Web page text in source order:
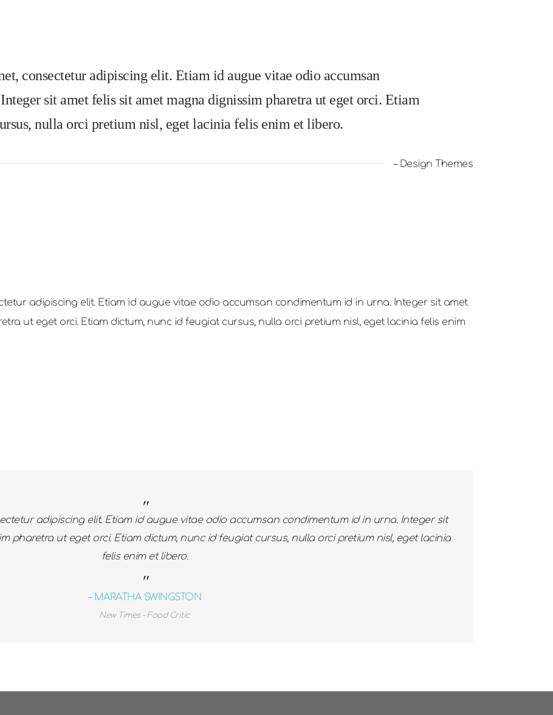
consectetur adipiscing elit. Etiam id augue vitae odio accumsan
sit amet felis sit amet magna dignissim pharetra ut eget orci. Etiam
nulla orci pretium nisl, eget lacinia felis enim et libero.
– Design Themes
adipiscing elit. Etiam id augue vitae odio accumsan condimentum id in urna. Integer sit amet
ut eget orci. Etiam dictum, nunc id feugiat cursus, nulla orci pretium nisl, eget lacinia felis enim
adipiscing elit. Etiam id augue vitae odio accumsan condimentum id in urna. Integer sit
pharetra ut eget orci. Etiam dictum, nunc id feugiat cursus, nulla orci pretium nisl, eget lacinia
felis enim et libero.
– MARATHA SWINGSTON
New Times - Food Critic